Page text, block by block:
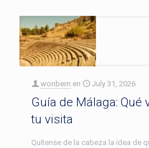
wonbern en July 31, 2026
Guía de Málaga: Qué
tu visita
Quítense de la cabeza la idea de